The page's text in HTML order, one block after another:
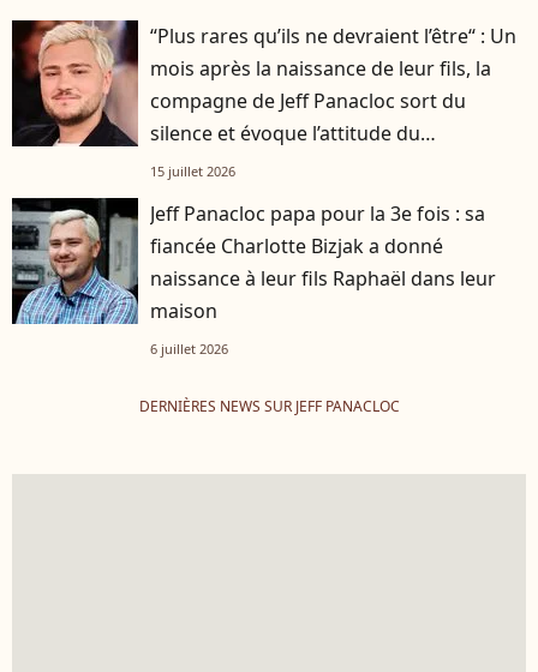
“Plus rares qu’ils ne devraient l’être“ : Un
mois après la naissance de leur fils, la
compagne de Jeff Panacloc sort du
silence et évoque l’attitude du
ventriloque dans cette aventure
15 juillet 2026
Jeff Panacloc papa pour la 3e fois : sa
fiancée Charlotte Bizjak a donné
naissance à leur fils Raphaël dans leur
maison
6 juillet 2026
DERNIÈRES NEWS SUR JEFF PANACLOC